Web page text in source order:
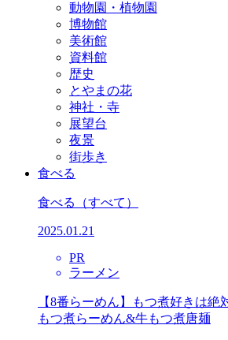
動物園・植物園
博物館
美術館
資料館
歴史
とやまの花
神社・寺
展望台
夜景
街歩き
食べる
食べる （すべて）
2025.01.21
PR
ラーメン
【8番らーめん】もつ煮好きは
もつ煮らーめん&牛もつ煮唐麺